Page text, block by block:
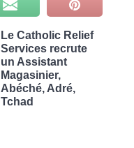
Le Catholic Relief
Services recrute
un Assistant
Magasinier,
Abéché, Adré,
Tchad